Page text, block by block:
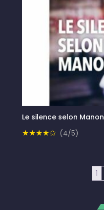
Le silence selon Manon
★★★★✩ (4/5)
1